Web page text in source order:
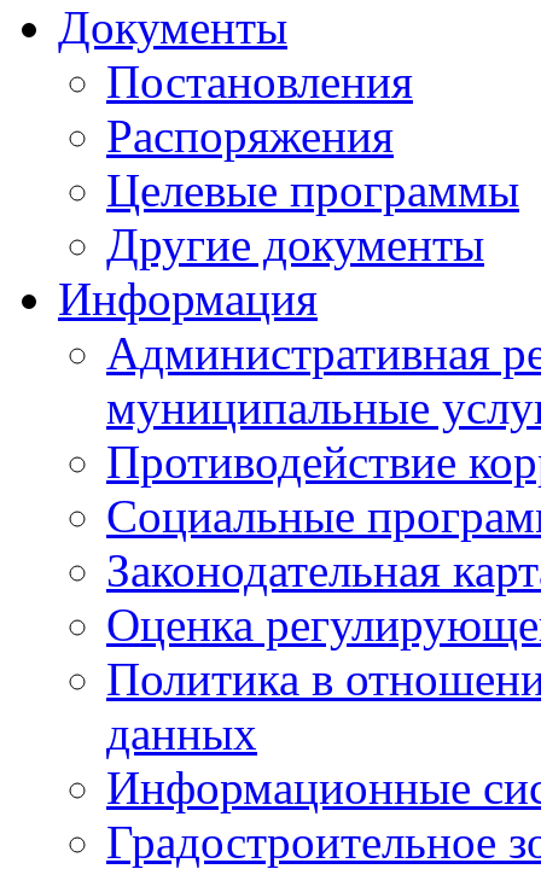
Документы
Постановления
Распоряжения
Целевые программы
Другие документы
Информация
Административная
муниципальные
Противодействие
Социальные
Законодательная
Оценка
Политика в
данных
Информационные
Градостроительное